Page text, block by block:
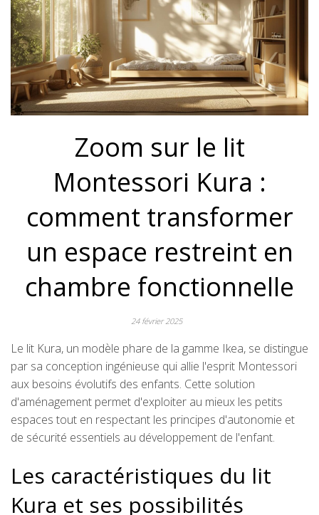
Zoom sur le lit
Montessori Kura :
comment transformer
un espace restreint en
chambre fonctionnelle
24 février 2025
Le lit Kura, un modèle phare de la gamme Ikea, se distingue
par sa conception ingénieuse qui allie l'esprit Montessori
aux besoins évolutifs des enfants. Cette solution
d'aménagement permet d'exploiter au mieux les petits
espaces tout en respectant les principes d'autonomie et
de sécurité essentiels au développement de l'enfant.
Les caractéristiques du lit
Kura et ses possibilités